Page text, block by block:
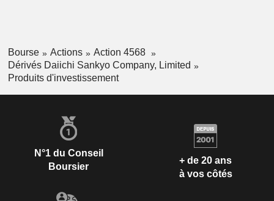
Bourse Actions
Action 4568
Dérivés Daiichi Sankyo Company, Limited
Produits d'investissement
N°1 du Conseil
Boursier
+ de 20 ans
à vos côtés